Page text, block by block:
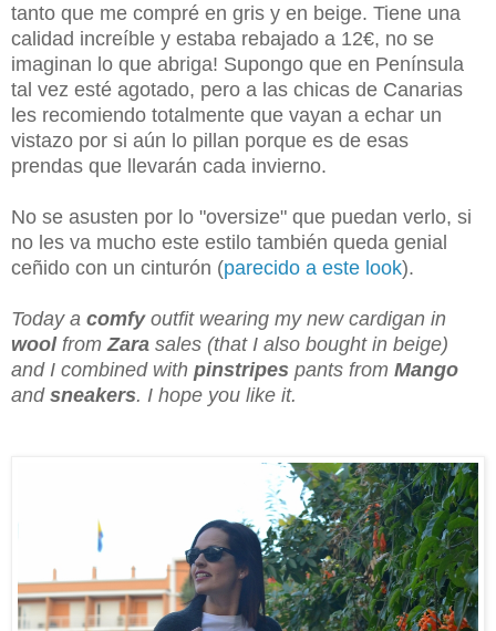
tanto que me compré en gris y en beige. Tiene una
calidad increíble y estaba rebajado a 12€, no se
imaginan lo que abriga! Supongo que en Península
tal vez esté agotado, pero a las chicas de Canarias
les recomiendo totalmente que vayan a echar un
vistazo por si aún lo pillan porque es de esas
prendas que llevarán cada invierno.
No se asusten por lo "oversize" que puedan verlo, si
no les va mucho este estilo también queda genial
ceñido con un cinturón (parecido a este look).
Today a comfyoutfit wearing my new cardigan in
woolfrom Zara sales (that I also bought in beige)
and I combined with pinstripes pants from Mango
and sneakers. I hope you like it.